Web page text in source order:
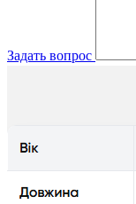
Задать вопрос